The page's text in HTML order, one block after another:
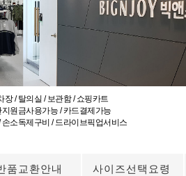
장 / 탈의실 / 보관함 / 쇼핑카트
원금사용가능 / 카드결제가능
소독제구비 / 드라이브픽업서비스
품교환안내 사이즈선택요령